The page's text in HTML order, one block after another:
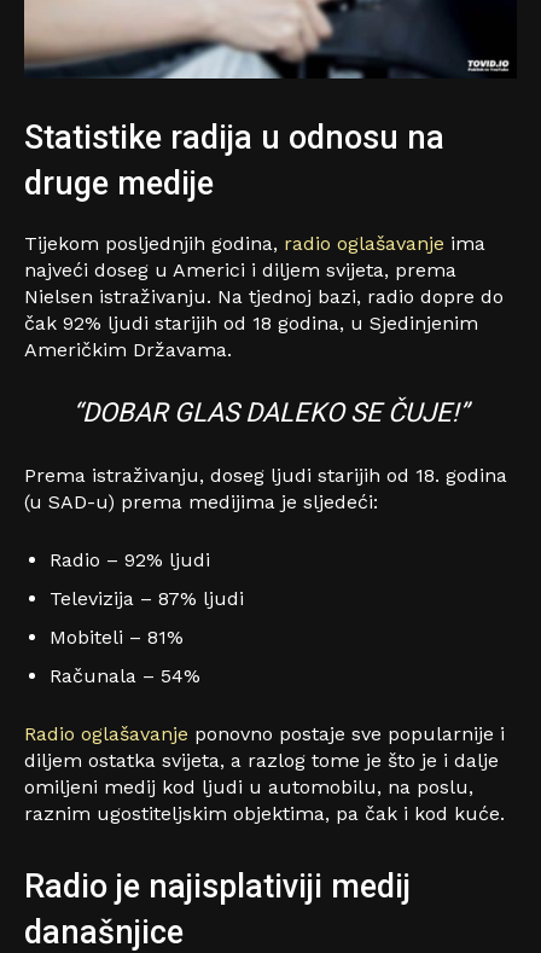
Statistike radija u odnosu na
druge medije
Tijekom posljednjih godina, radio oglašavanje ima
najveći doseg u Americi i diljem svijeta, prema
Nielsen istraživanju. Na tjednoj bazi, radio dopre do
čak 92% ljudi starijih od 18 godina, u Sjedinjenim
Američkim Državama.
“DOBAR GLAS DALEKO SE ČUJE!”
Prema istraživanju, doseg ljudi starijih od 18. godina
(u SAD-u) prema medijima je sljedeći:
Radio – 92% ljudi
Televizija – 87% ljudi
Mobiteli – 81%
Računala – 54%
Radio oglašavanje ponovno postaje sve popularnije i
diljem ostatka svijeta, a razlog tome je što je i dalje
omiljeni medij kod ljudi u automobilu, na poslu,
raznim ugostiteljskim objektima, pa čak i kod kuće.
Radio je najisplativiji medij
današnjice